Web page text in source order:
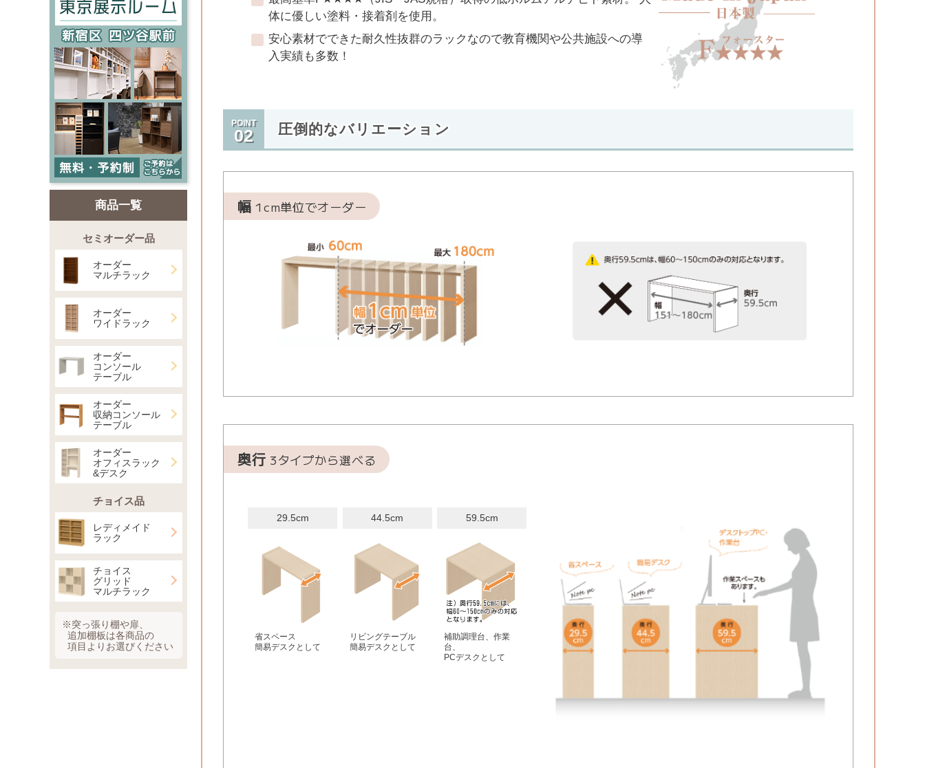
商品一覧
セミオーダー品
オーダー
マルチラック
オーダー
ワイドラック
オーダー
コンソール
テーブル
オーダー
収納コンソール
テーブル
オーダー
オフィスラック
&デスク
チョイス品
レディメイド
ラック
チョイス
グリッド
マルチラック
※突っ張り棚や扉、
追加棚板は各商品の
項目よりお選びください
体に優しい塗料・接着剤を使用。
安心素材でできた耐久性抜群のラックなので教育機関や公共施設への導
入実績も多数！
POINT
02 圧倒的なバリエーション
幅 1cm単位でオーダー
奥行 3タイプから選べる
29.5cm
省スペース
簡易デスクとして
44.5cm
リビングテーブル
簡易デスクとして
59.5cm
補助調理台、作業
台、
PCデスクとして